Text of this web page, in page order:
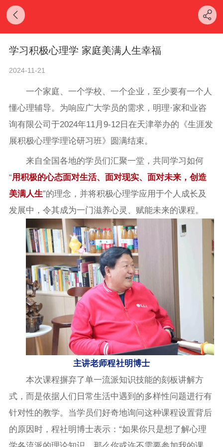
学习积极心理学 家庭美满人生幸福
2024-11-21
一个家庭、一个学校、一个企业，至少要有一个人
懂心理辅导。为响应广大学员的需求，明理·家和业咨
询有限公司于2024年11月9-12日在天津举办的《生涯发
展积极心理学理论研习班》圆满结束。
来自全国各地的学员们汇聚一堂，共同学习如何
“用积极的心态面对生活、面对现实、面对未来，创造
美满人生”的理念，并将积极心理学应用于个人成长及
发展中，令其成为一门滋养心灵、赋能未来的课程。
主讲老师程社明博士
本次课程摒弃了单一流派知识技能的刻板讲解方
式，而是依据人们日常生活中遇到的多样性问题进行有
针对性的教学。当学员们好奇地询问这种课程设置背后
的原因时，程社明博士表示：“如果你只是想了解心理